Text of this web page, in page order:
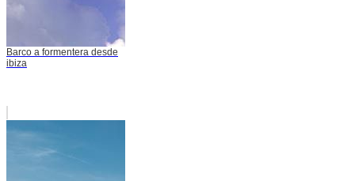
Barco a formentera desde
ibiza